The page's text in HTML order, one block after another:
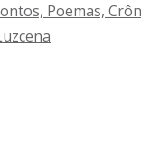
Poemas,